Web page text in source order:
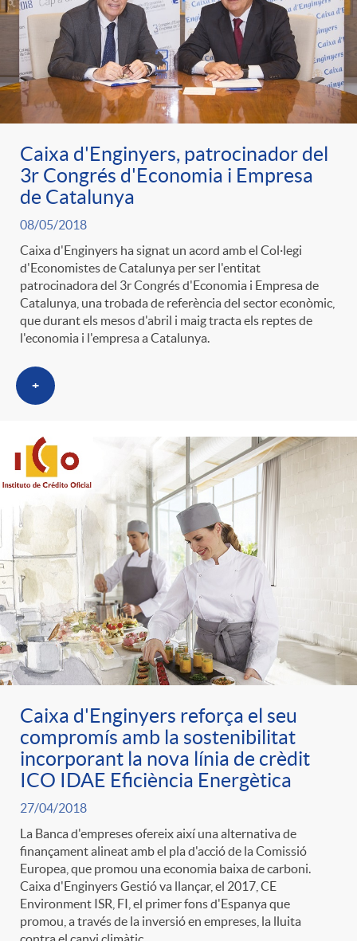
Caixa d'Enginyers, patrocinador del
3r Congrés d'Economia i Empresa
de Catalunya
08/05/2018
Caixa d'Enginyers ha signat un acord amb el Col·legi
d'Economistes de Catalunya per ser l'entitat
patrocinadora del 3r Congrés d'Economia i Empresa de
Catalunya, una trobada de referència del sector econòmic,
que durant els mesos d'abril i maig tracta els reptes de
l'economia i l'empresa a Catalunya.
+
Caixa d'Enginyers reforça el seu
compromís amb la sostenibilitat
incorporant la nova línia de crèdit
ICO IDAE Eficiència Energètica
27/04/2018
La Banca d'empreses ofereix així una alternativa de
finançament alineat amb el pla d'acció de la Comissió
Europea, que promou una economia baixa de carboni.
Caixa d'Enginyers Gestió va llançar, el 2017, CE
Environment ISR, FI, el primer fons d'Espanya que
promou, a través de la inversió en empreses, la lluita